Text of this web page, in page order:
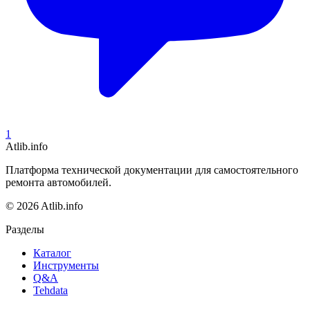
1
Atlib.info
Платформа технической документации для самостоятельного
ремонта автомобилей.
© 2026 Atlib.info
Разделы
Каталог
Инструменты
Q&A
Tehdata